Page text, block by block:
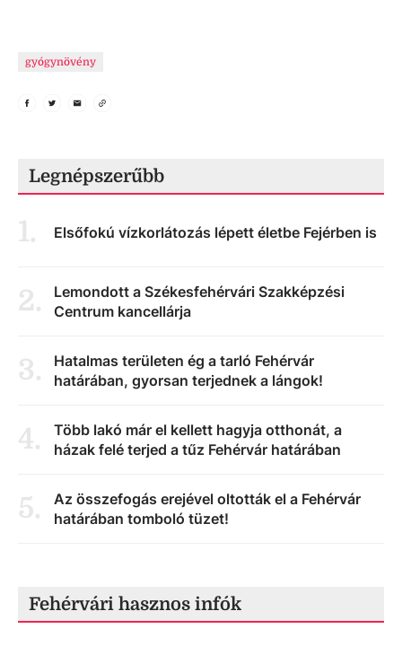
gyógynövény
Legnépszerűbb
1. Elsőfokú vízkorlátozás lépett életbe Fejérben is
2.
Lemondott a Székesfehérvári Szakképzési
Centrum kancellárja
3.
Hatalmas területen ég a tarló Fehérvár
határában, gyorsan terjednek a lángok!
4.
Több lakó már el kellett hagyja otthonát, a
házak felé terjed a tűz Fehérvár határában
5.
Az összefogás erejével oltották el a Fehérvár
határában tomboló tüzet!
Fehérvári hasznos infók